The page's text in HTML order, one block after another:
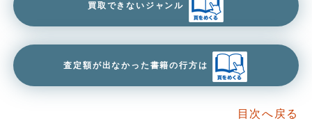
買取できないジャンル
査定額が出なかった書籍の行方は
目次へ戻る